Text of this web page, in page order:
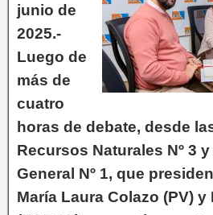
junio de
2025.-
Luego de
más de
cuatro
horas de debate, desde
Recursos Naturales Nº 3
General Nº 1, que
María Laura Colazo (PV)